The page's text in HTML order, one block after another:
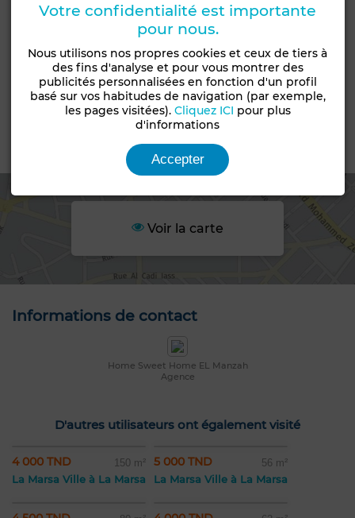
+5 PHOTOS
Voir la carte
Informations de contact
Home Sweet Home EL Manzah
Agence
D'autres utilisateurs ont également visité
4 000 TND 150 m²
La Marsa Ville à La Marsa
5 000 TND 56 m²
La Marsa Ville à La Marsa
Votre confidentialité est importante
pour nous.
Nous utilisons nos propres cookies et ceux de tiers à
des fins d'analyse et pour vous montrer des
publicités personnalisées en fonction d'un profil
basé sur vos habitudes de navigation (par exemple,
les pages visitées). Cliquez ICI pour plus
d'informations
Accepter